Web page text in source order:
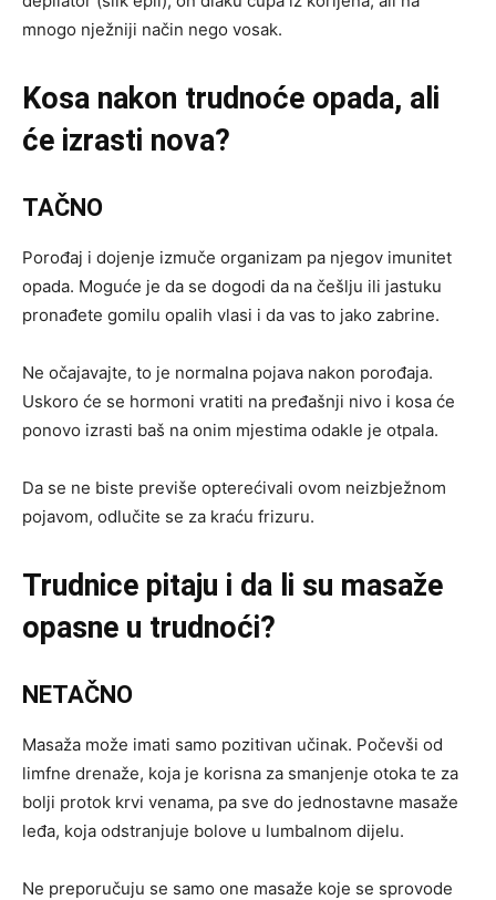
mnogo nježniji način nego vosak.
Kosa nakon trudnoće opada, ali
će izrasti nova?
TAČNO
Porođaj i dojenje izmuče organizam pa njegov imunitet
opada. Moguće je da se dogodi da na češlju ili jastuku
pronađete gomilu opalih vlasi i da vas to jako zabrine.
Ne očajavajte, to je normalna pojava nakon porođaja.
Uskoro će se hormoni vratiti na pređašnji nivo i kosa će
ponovo izrasti baš na onim mjestima odakle je otpala.
Da se ne biste previše opterećivali ovom neizbježnom
pojavom, odlučite se za kraću frizuru.
Trudnice pitaju i da li su masaže
opasne u trudnoći?
NETAČNO
Masaža može imati samo pozitivan učinak. Počevši od
limfne drenaže, koja je korisna za smanjenje otoka te za
bolji protok krvi venama, pa sve do jednostavne masaže
leđa, koja odstranjuje bolove u lumbalnom dijelu.
Ne preporučuju se samo one masaže koje se sprovode